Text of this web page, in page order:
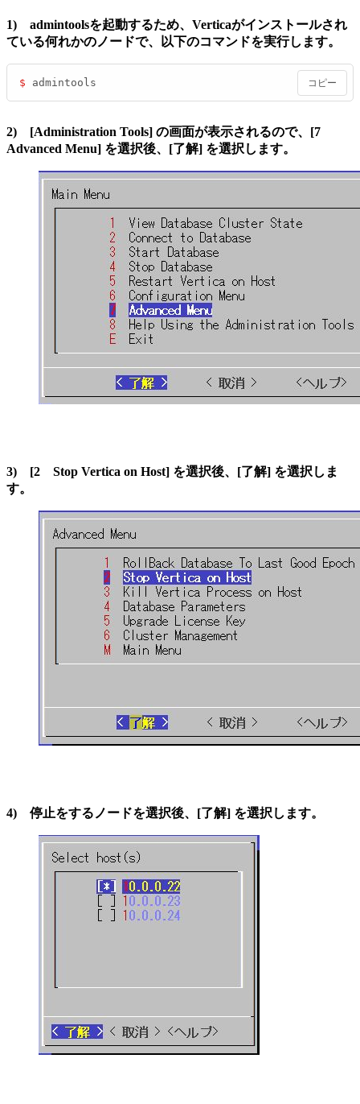
1) admintoolsを起動するため、Verticaがインストールされ
ている何れかのノードで、以下のコマンドを実行します。
$ admintools コピー
2) [Administration Tools] の画面が表示されるので、[7
Advanced Menu] を選択後、[了解] を選択します。
3) [2 Stop Vertica on Host] を選択後、[了解] を選択しま
す。
4) 停止をするノードを選択後、[了解] を選択します。